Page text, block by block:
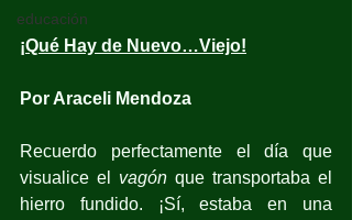
educación
¡Qué Hay de Nuevo…Viejo!
Por Araceli Mendoza
Recuerdo perfectamente el día que
visualice el vagón que transportaba el
hierro fundido. ¡Sí, estaba en una